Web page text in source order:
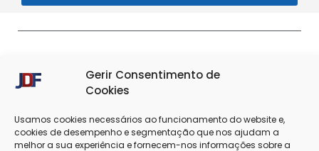
Gerir Consentimento de
Cookies
Usamos cookies necessários ao funcionamento do website e,
cookies de desempenho e segmentação que nos ajudam a
melhor a sua experiência e fornecem-nos informações sobre a